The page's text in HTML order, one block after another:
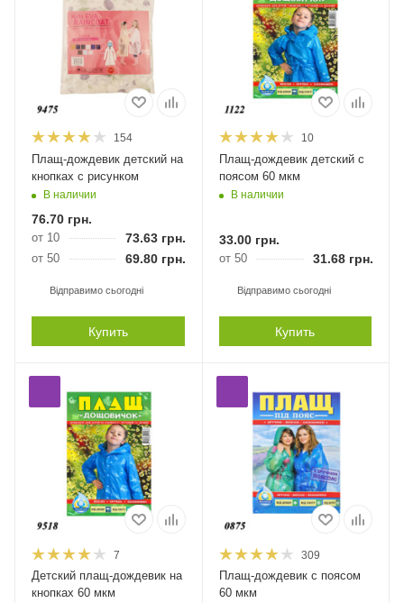
154
Плащ-дождевик детский на
кнопках с рисунком
В наличии
76.70 грн.
от 10 73.63 грн.
от 50 69.80 грн.
Відправимо сьогодні
Купить
10
Плащ-дождевик детский с
поясом 60 мкм
В наличии
33.00грн.
от 50 31.68грн.
Відправимо сьогодні
Купить
7
Детский плащ-дождевик на
кнопках 60 мкм
309
Плащ-дождевик с поясом
60 мкм